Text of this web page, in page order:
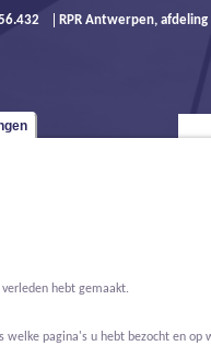
RPR Antwerpen,
hebt gemaakt.
pagina's u hebt bezocht en